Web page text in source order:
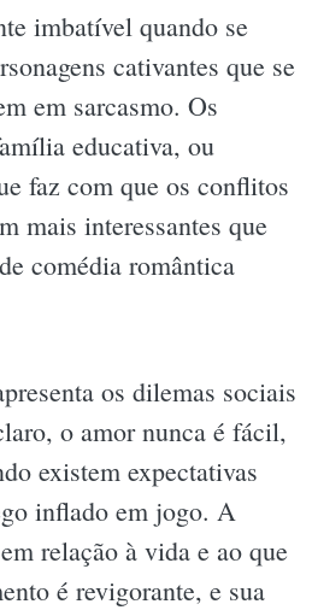
imbatível quando se
cativantes que se
em sarcasmo. Os
educativa, ou
faz com que os conflitos
mais interessantes que
comédia romântica
os dilemas sociais
o amor nunca é fácil,
existem expectativas
inflado em jogo. A
relação à vida e ao que
é revigorante, e sua